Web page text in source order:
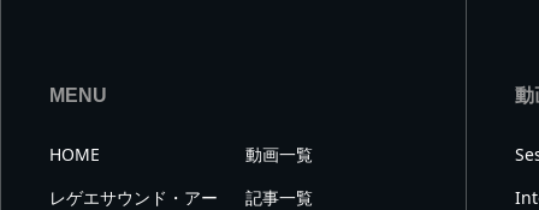
MENU
HOME
動画一覧
レゲエサウンド・アー
記事一覧
動